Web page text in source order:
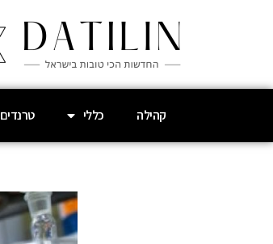
קהילה כללי טרנדים